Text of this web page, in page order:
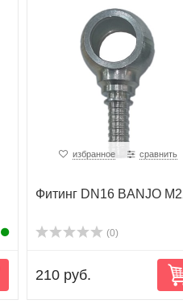
избранное сравнить
Фитинг DN16 BANJO
(0)
210 руб.